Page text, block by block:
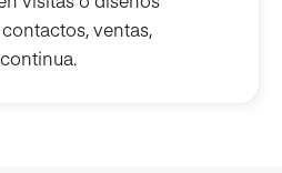
ventas,